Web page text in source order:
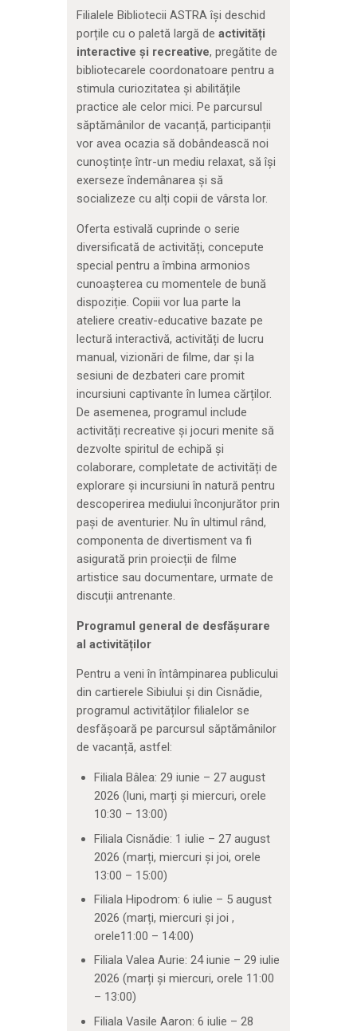
Filialele Bibliotecii ASTRA își deschid
porțile cu o paletă largă de activități
interactive și recreative, pregătite de
bibliotecarele coordonatoare pentru a
stimula curiozitatea și abilitățile
practice ale celor mici. Pe parcursul
săptămânilor de vacanță, participanții
vor avea ocazia să dobândească noi
cunoștințe într-un mediu relaxat, să își
exerseze îndemânarea și să
socializeze cu alți copii de vârsta lor.
Oferta estivală cuprinde o serie
diversificată de activități, concepute
special pentru a îmbina armonios
cunoașterea cu momentele de bună
dispoziție. Copiii vor lua parte la
ateliere creativ-educative bazate pe
lectură interactivă, activități de lucru
manual, vizionări de filme, dar și la
sesiuni de dezbateri care promit
incursiuni captivante în lumea cărților.
De asemenea, programul include
activități recreative și jocuri menite să
dezvolte spiritul de echipă și
colaborare, completate de activități de
explorare și incursiuni în natură pentru
descoperirea mediului înconjurător prin
pași de aventurier. Nu în ultimul rând,
componenta de divertisment va fi
asigurată prin proiecții de filme
artistice sau documentare, urmate de
discuții antrenante.
Programul general de desfășurare
al activităților
Pentru a veni în întâmpinarea publicului
din cartierele Sibiului și din Cisnădie,
programul activităților filialelor se
desfășoară pe parcursul săptămânilor
de vacanță, astfel:
Filiala Bâlea: 29 iunie – 27 august
2026 (luni, marți și miercuri, orele
10:30 – 13:00)
Filiala Cisnădie: 1 iulie – 27 august
2026 (marți, miercuri și joi, orele
13:00 – 15:00)
Filiala Hipodrom: 6 iulie – 5 august
2026 (marți, miercuri și joi ,
orele11:00 – 14:00)
Filiala Valea Aurie: 24 iunie – 29 iulie
2026 (marți și miercuri, orele 11:00
– 13:00)
Filiala Vasile Aaron: 6 iulie – 28